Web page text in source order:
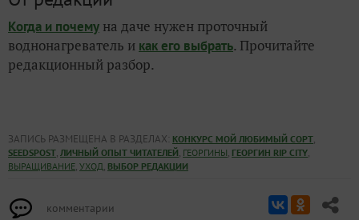
Когда и почему на даче нужен проточный
воднонагреватель и как его выбрать. Прочитайте
редакционный разбор.
ЗАПИСЬ РАЗМЕЩЕНА В РАЗДЕЛАХ: КОНКУРС МОЙ ЛЮБИМЫЙ СОРТ,
SEEDSPOST, ЛИЧНЫЙ ОПЫТ ЧИТАТЕЛЕЙ, ГЕОРГИНЫ, ГЕОРГИН RIP CITY,
ВЫРАЩИВАНИЕ, УХОД, ВЫБОР РЕДАКЦИИ
комментарии